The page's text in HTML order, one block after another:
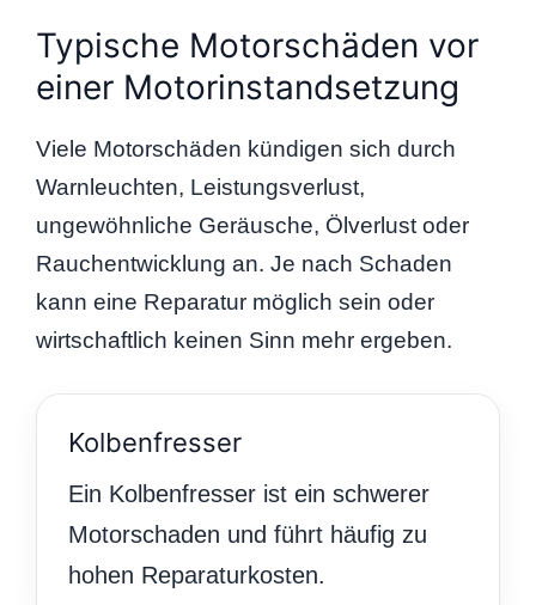
Typische Motorschäden vor
einer Motorinstandsetzung
Viele Motorschäden kündigen sich durch
Warnleuchten, Leistungsverlust,
ungewöhnliche Geräusche, Ölverlust oder
Rauchentwicklung an. Je nach Schaden
kann eine Reparatur möglich sein oder
wirtschaftlich keinen Sinn mehr ergeben.
Kolbenfresser
Ein Kolbenfresser ist ein schwerer
Motorschaden und führt häufig zu
hohen Reparaturkosten.